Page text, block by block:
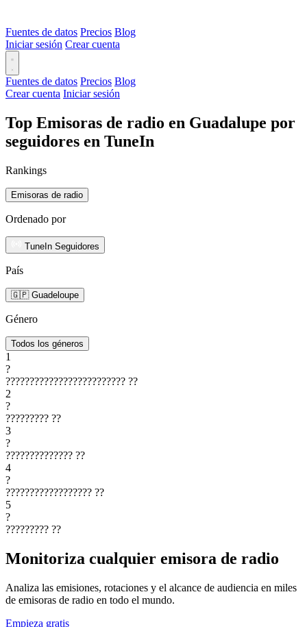
Fuentes de datos Precios Blog
Iniciar sesión Crear cuenta
Fuentes de datos Precios Blog
Crear cuenta Iniciar sesión
Top Emisoras de radio en Guadalupe por
seguidores en TuneIn
Rankings
Emisoras de radio
Ordenado por
TuneIn Seguidores
País
🇬🇵 Guadeloupe
Género
Todos los géneros
1
?
????????????????????????? ??
2
?
????????? ??
3
?
?????????????? ??
4
?
?????????????????? ??
5
?
????????? ??
Monitoriza cualquier emisora de radio
Analiza las emisiones, rotaciones y el alcance de audiencia en miles
de emisoras de radio en todo el mundo.
Empieza gratis